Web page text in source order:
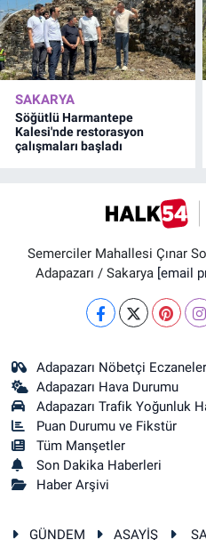
SAKARYA
Söğütlü Harmantepe
Kalesi'nde restorasyon
çalışmaları başladı
Semerciler Mahallesi Çınar
Adapazarı / Sakarya [email
Adapazarı Nöbetçi Eczaneler
Adapazarı Hava Durumu
Adapazarı Trafik Yoğunluk
Puan Durumu ve Fikstür
Tüm Manşetler
Son Dakika Haberleri
Haber Arşivi
GÜNDEM ASAYİŞ